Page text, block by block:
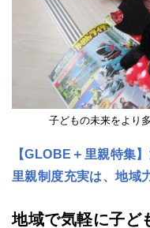
子どもの未来をより
【GLOBE＋里親特集
里親制度充実は、地域
地域で気軽に子ど